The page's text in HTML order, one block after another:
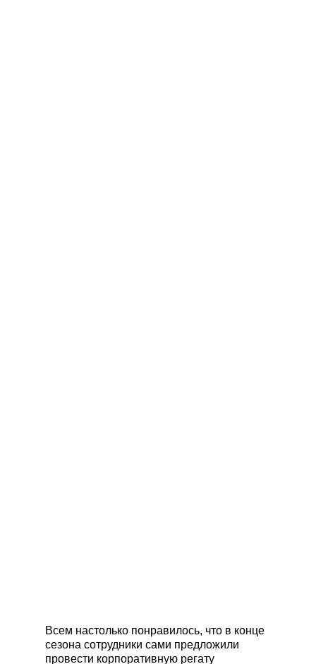
Всем настолько понравилось, что в конце
сезона сотрудники сами предложили
провести корпоративную регату